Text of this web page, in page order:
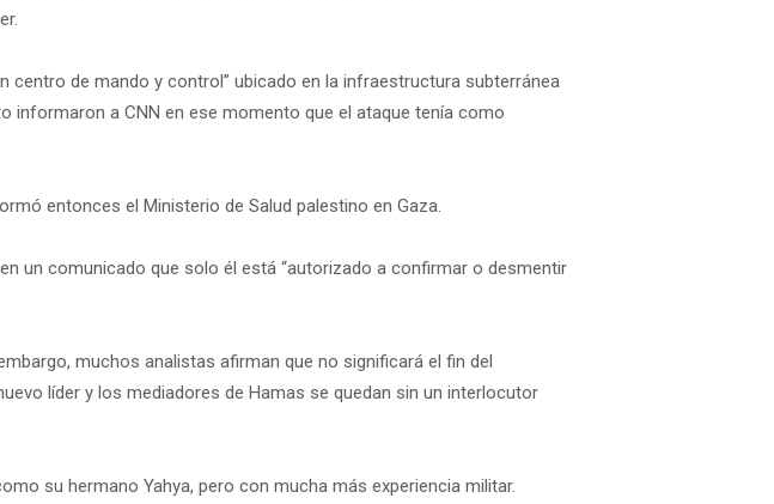
centro de mando y control” ubicado en la infraestructura subterránea
informaron a CNN en ese momento que el ataque tenía como
entonces el Ministerio de Salud palestino en Gaza.
un comunicado que solo él está “autorizado a confirmar o desmentir
muchos analistas afirman que no significará el fin del
líder y los mediadores de Hamas se quedan sin un interlocutor
su hermano Yahya, pero con mucha más experiencia militar.